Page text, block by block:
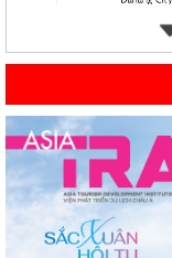
Previous